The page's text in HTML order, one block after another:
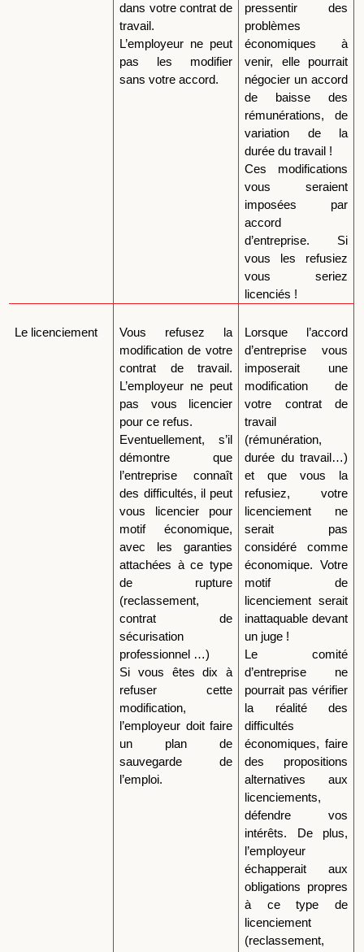
dans votre contrat de
travail.
L’employeur ne peut
pas les modifier
sans votre accord.
pressentir des
problèmes
économiques à
venir, elle pourrait
négocier un accord
de baisse des
rémunérations, de
variation de la
durée du travail !
Ces modifications
vous seraient
imposées par
accord
d’entreprise. Si
vous les refusiez
vous seriez
licenciés !
Le licenciement
Vous refusez la
modification de votre
contrat de travail.
L’employeur ne peut
pas vous licencier
pour ce refus.
Eventuellement, s’il
démontre que
l’entreprise connaît
des difficultés, il peut
vous licencier pour
motif économique,
avec les garanties
attachées à ce type
de rupture
(reclassement,
contrat de
sécurisation
professionnel …)
Si vous êtes dix à
refuser cette
modification,
l’employeur doit faire
un plan de
sauvegarde de
l’emploi.
Lorsque l’accord
d’entreprise vous
imposerait une
modification de
votre contrat de
travail
(rémunération,
durée du travail…)
et que vous la
refusiez, votre
licenciement ne
serait pas
considéré comme
économique. Votre
motif de
licenciement serait
inattaquable devant
un juge !
Le comité
d’entreprise ne
pourrait pas vérifier
la réalité des
difficultés
économiques, faire
des propositions
alternatives aux
licenciements,
défendre vos
intérêts. De plus,
l’employeur
échapperait aux
obligations propres
à ce type de
licenciement
(reclassement,